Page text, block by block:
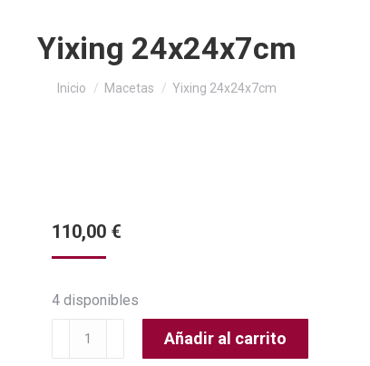
Yixing 24x24x7cm
Inicio Macetas Yixing 24x24x7cm
110,00 €
4 disponibles
24x24x7cm
Añadir al carrito